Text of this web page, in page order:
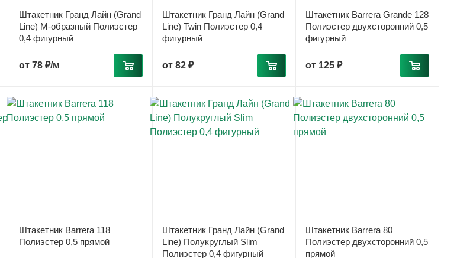
Штакетник Гранд Лайн (Grand
Line) М-образный Полиэстер
0,4 фигурный
от 78 ₽/м
Штакетник Гранд Лайн (Grand
Line) Twin Полиэстер 0,4
фигурный
от 82 ₽
Штакетник Barrera Grande 128
Полиэстер двухсторонний 0,5
фигурный
от 125 ₽
Штакетник Barrera 118
Полиэстер 0,5 прямой
Штакетник Гранд Лайн (Grand
Line) Полукруглый Slim
Полиэстер 0,4 фигурный
Штакетник Barrera 80
Полиэстер двухсторонний 0,5
прямой